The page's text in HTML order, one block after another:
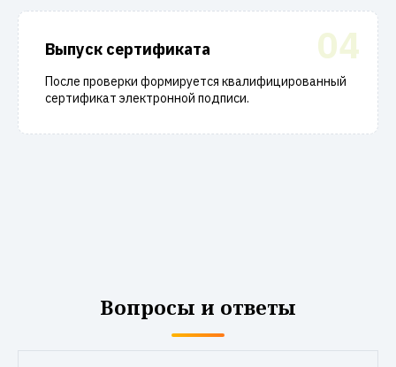
04
Выпуск сертификата
После проверки формируется квалифицированный
сертификат электронной подписи.
Вопросы и ответы